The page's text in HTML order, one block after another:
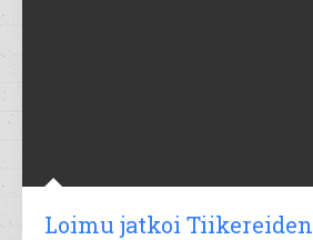
Loimu jatkoi Tiikereiden